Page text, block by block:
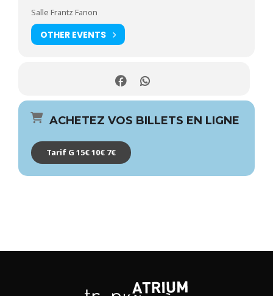
Salle Frantz Fanon
OTHER EVENTS
ACHETEZ VOS BILLETS EN LIGNE
Tarif G 15€ 10€ 7€